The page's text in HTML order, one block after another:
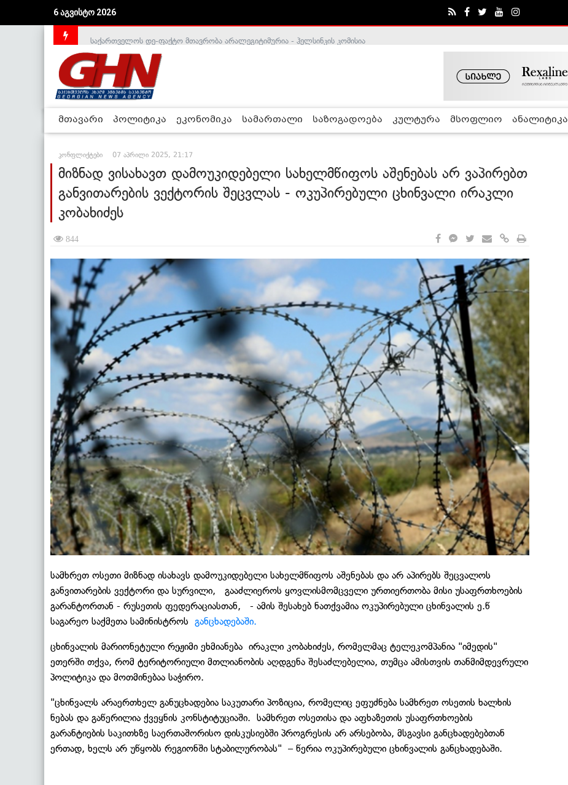
6 აგვისტო 2026
საქართველოს დე-ფაქტო მთავრობა არალეგიტიმურია - ჰელსინკის კომისია
მთავარი პოლიტიკა ეკონომიკა სამართალი საზოგადოება კულტურა მსოფლიო ანალიტიკა
კონფლიქტები 07 აპრილი 2025, 21:17
მიზნად ვისახავთ დამოუკიდებელი სახელმწიფოს აშენებას არ ვაპირებთ
განვითარების ვექტორის შეცვლას - ოკუპირებული ცხინვალი ირაკლი
კობახიძეს
844
სამხრეთ ოსეთი მიზნად ისახავს დამოუკიდებელი სახელმწიფოს აშენებას და არ აპირებს შეცვალოს
განვითარების ვექტორი და სურვილი, გააძლიეროს ყოვლისმომცველი ურთიერთობა მისი უსაფრთხოების
გარანტორთან - რუსეთის ფედერაციასთან, - ამის შესახებ ნათქვამია ოკუპირებული ცხინვალის ე.წ
საგარეო საქმეთა სამინისტროს განცხადებაში.
ცხინვალის მარიონეტული რეჟიმი ეხმიანება ირაკლი კობახიძეს, რომელმაც ტელეკომპანია "იმედის"
ეთერში თქვა, რომ ტერიტორიული მთლიანობის აღდგენა შესაძლებელია, თუმცა ამისთვის თანმიმდევრული
პოლიტიკა და მოთმინებაა საჭირო.
"ცხინვალს არაერთხელ განუცხადებია საკუთარი პოზიცია, რომელიც ეფუძნება სამხრეთ ოსეთის ხალხის
ნებას და გაწერილია ქვეყნის კონსტიტუციაში. სამხრეთ ოსეთისა და აფხაზეთის უსაფრთხოების
გარანტიების საკითხზე საერთაშორისო დისკუსიებში პროგრესის არ არსებობა, მსგავსი განცხადებებთან
ერთად, ხელს არ უწყობს რეგიონში სტაბილურობას" – წერია ოკუპირებული ცხინვალის განცხადებაში.